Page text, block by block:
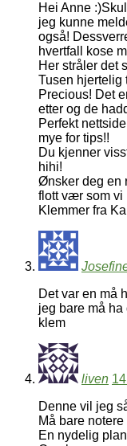
Hei Anne
jeg kunne
også!
hvertfall kose
Her stråler det
Tusen hjertelig
Precious! Det
etter og de
Perfekt
mye for tips!!
Du kjenner
hihi!
Ønsker deg en
flott vær som vi
Klemmer fra
Det var en må
jeg bare må
klem
liven
Denne vil jeg
Må bare notere
En nydelig